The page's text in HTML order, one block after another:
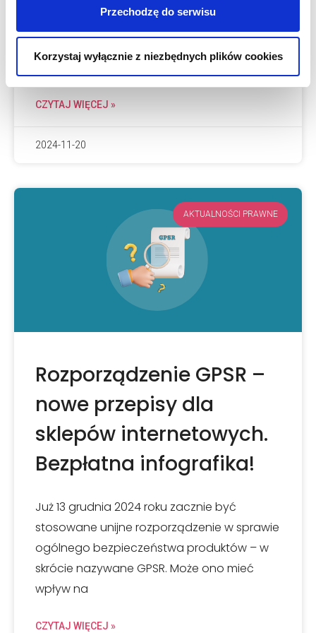
Przechodzę do serwisu
Korzystaj wyłącznie z niezbędnych plików cookies
wszystkich rodzajów podmiotów, o których
wspólnych wymogach
CZYTAJ WIĘCEJ »
2024-11-20
AKTUALNOŚCI PRAWNE
Rozporządzenie GPSR –
nowe przepisy dla
sklepów internetowych.
Bezpłatna infografika!
Już 13 grudnia 2024 roku zacznie być
stosowane unijne rozporządzenie w sprawie
ogólnego bezpieczeństwa produktów – w
skrócie nazywane GPSR. Może ono mieć
wpływ na
CZYTAJ WIĘCEJ »